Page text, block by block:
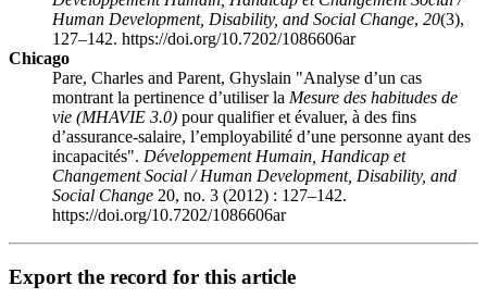
Human Development, Disability, and Social Change, 20(3),
127–142. https://doi.org/10.7202/1086606ar
Chicago
Pare, Charles and Parent, Ghyslain "Analyse d’un cas
montrant la pertinence d’utiliser la Mesure des habitudes de
vie (MHAVIE 3.0) pour qualifier et évaluer, à des fins
d’assurance-salaire, l’employabilité d’une personne ayant des
incapacités". Développement Humain, Handicap et
Changement Social / Human Development, Disability, and
Social Change 20, no. 3 (2012) : 127–142.
https://doi.org/10.7202/1086606ar
Export the record for this article